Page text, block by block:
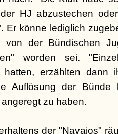
HJ abzustechen
Er könne lediglich
der Bündischen
worden sei.
hatten, erzählten dann
Auflösung der Bünde
zu haben.
der "Navajos"